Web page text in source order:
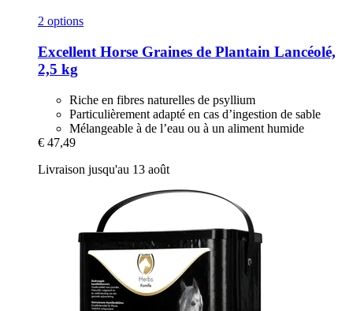
2 options
Excellent Horse Graines de Plantain Lancéolé,
2,5 kg
Riche en fibres naturelles de psyllium
Particulièrement adapté en cas d’ingestion de sable
Mélangeable à de l’eau ou à un aliment humide
€ 47,49
Livraison jusqu'au 13 août